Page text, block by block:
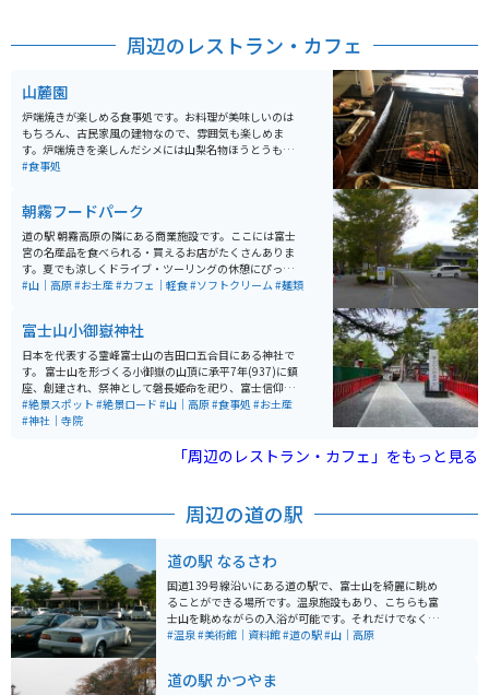
周辺のレストラン・カフェ
山麓園
炉端焼きが楽しめる食事処です。お料理が美味しいのは
もちろん、古民家風の建物なので、雰囲気も楽しめま
す。炉端焼きを楽しんだシメには山梨名物ほうとうも提
供してくださるので、山梨グルメを存分に楽しむことが
#食事処
朝霧フードパーク
道の駅 朝霧高原の隣にある商業施設です。ここには富士
宮の名産品を食べられる・買えるお店がたくさんありま
す。夏でも涼しくドライブ・ツーリングの休憩にぴった
りです。富士山がばっちり見られる日も多く、休憩場所
#山｜高原#お土産#カフェ｜軽食#ソフトクリーム#麺類
富士山小御嶽神社
日本を代表する霊峰富士山の吉田口五合目にある神社で
す。 富士山を形づくる小御嶽の山頂に承平7年(937)に鎮
座、創建され、祭神として磐長姫命を祀り、富士信仰の
中心の大神として崇敬を集めてます。 景色はもちろん、
ドライブやツーリングの安全祈願にいかがでしょうか。
#絶景スポット #絶景ロード #山｜高原#食事処 #お土産
#神社｜寺院
「周辺のレストラン・カフェ」をもっと見る
周辺の道の駅
道の駅 なるさわ
国道139号線沿いにある道の駅で、富士山を綺麗に眺め
ることができる場所です。温泉施設もあり、こちらも富
士山を眺めながらの入浴が可能です。それだけでなく、
富士山について学べる博物館、地元の特産品を購入でき
#温泉#美術館｜資料館#道の駅#山｜高原
道の駅 かつやま